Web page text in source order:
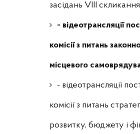
засідань VIII
- відеотрансляції
комісії з питань
місцевого
- відеотрансляції
комісії з питань
розвитку, бюджету і